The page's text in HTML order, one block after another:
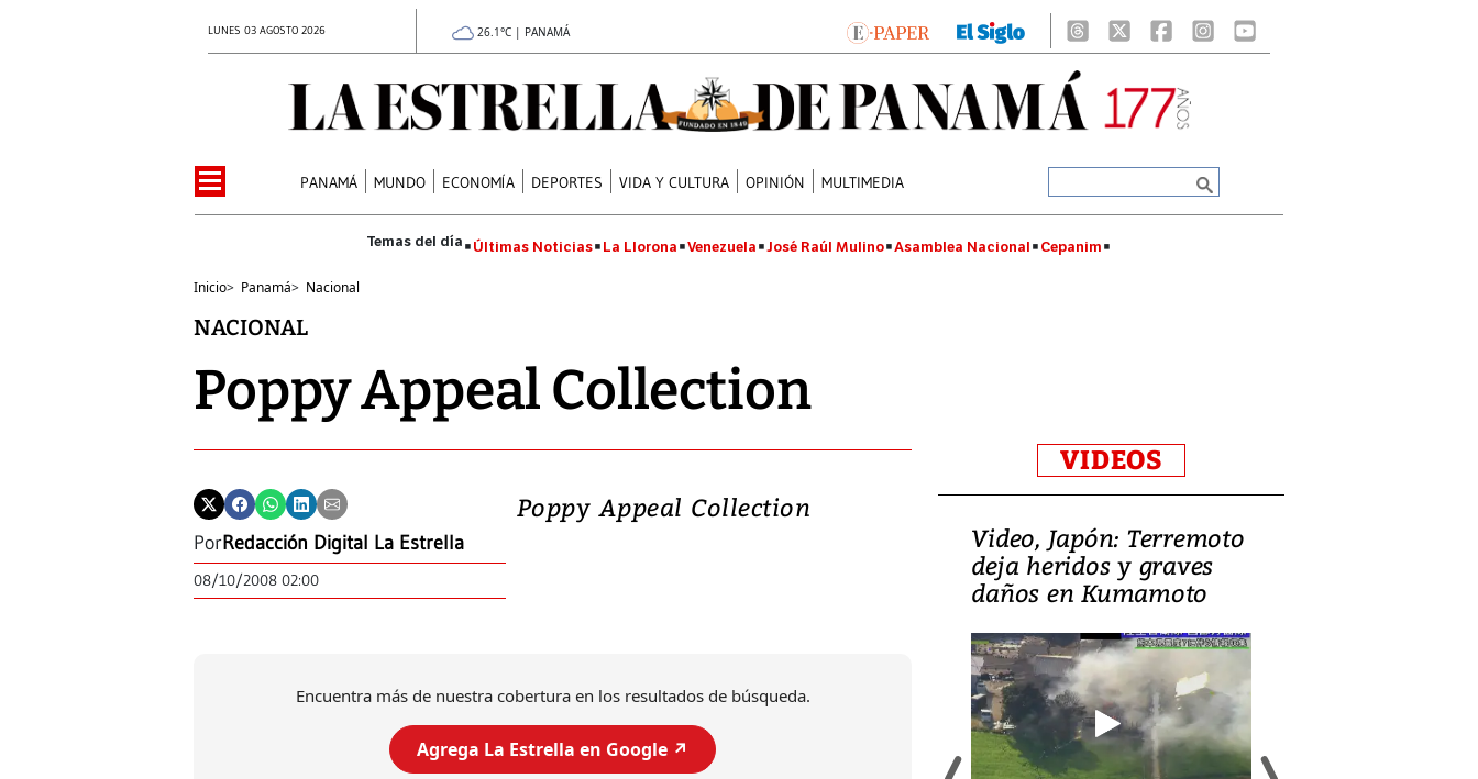
LUNES 03 AGOSTO 2026 26.1°C | PANAMÁ
PANAMÁ MUNDO ECONOMÍA DEPORTES VIDA Y CULTURA OPINIÓN MULTIMEDIA
Últimas Noticias La Llorona Venezuela José Raúl Mulino Asamblea Nacional Cepanim
Inicio> Panamá> Nacional
NACIONAL
Poppy Appeal Collection
PorRedacción Digital La Estrella
08/10/2008 02:00
Poppy Appeal Collection
Encuentra más de nuestra cobertura en los resultados de búsqueda.
Agrega La Estrella en Google ↗️
VIDEOS
Video, Japón: Terremoto
deja heridos y graves
daños en Kumamoto